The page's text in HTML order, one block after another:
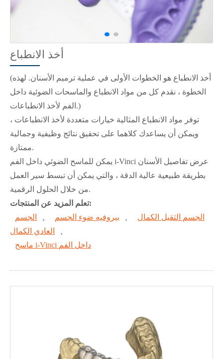
أخذ الانطباع
(أخذ الانطباع هو الخطوات الأولى في عملية ترميم الأسنان. لهذه
الخطوة ، نقدم كل من مواد الانطباع والماسحات الضوئية داخل
الفم لأخذ الانطباعات.)
توفر مواد الانطباع المثالية خيارات متعددة لأخذ الانطباعات ،
ويمكن أن يساعدك كلاهما على تحقيق نتائج وظيفية وجمالية
ممتازة.
يمكن للماسح الضوئي داخل الفم i-Vinci عرض تفاصيل الأسنان
بطريقة طبيعية عالية الدقة ، والتي يمكن أن تبسط سير العمل
من خلال الحلول الرقمية.
تعلم المزيد عن المنتجات:
الجسم الثقيل الكمال
بيروفيه ضوء الجسم
الجسم
العادي الكمال
ماسح i-Vinci داخل الفم